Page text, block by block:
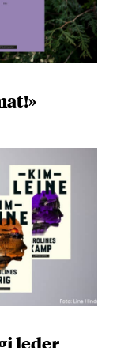
leder